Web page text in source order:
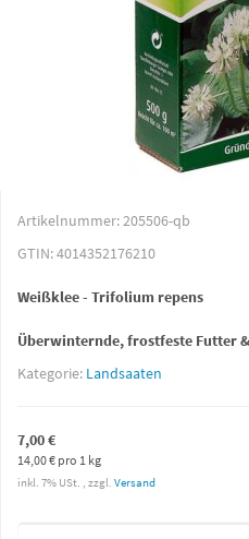
Artikelnummer:205506-qb
GTIN:4014352176210
Weißklee - Trifolium repens
Überwinternde, frostfeste Futter
Kategorie: Landsaaten
7,00 €
14,00 € pro 1 kg
inkl. 7% USt. , zzgl. Versand